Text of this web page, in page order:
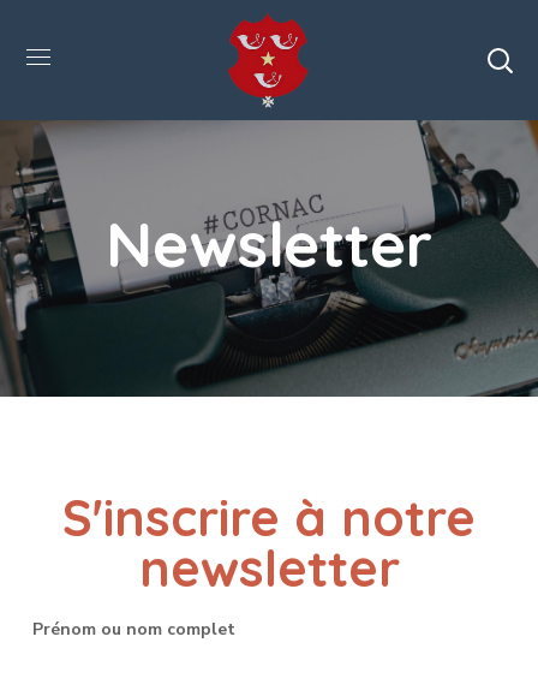
Newsletter
S'inscrire à notre
newsletter
Prénom ou nom complet